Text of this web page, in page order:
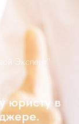
Эксперт"
юристу в